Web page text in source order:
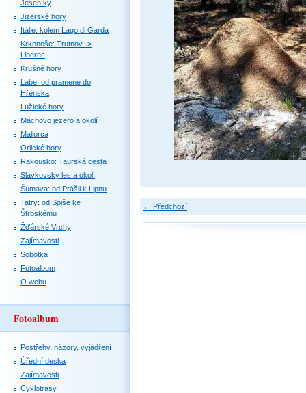
← Předchozí
Jeseníky
Jizerské hory
Itálie: kolem Lago di Garda
Krkonoše: Trutnov ->
Liberec
Krušné hory
Labe: od pramene do
Hřenska
Lužické hory
Máchovo jezero a okolí
Mallorca
Orlické hory
Rakousko: Taurská cesta
Slavkovský les a okolí
Šumava: od Prášil k Lipnu
Tatry: od Spiše ke
Štrbskému
Žďárské Vrchy
Zajímavosti
Sobotka
Fotoalbum
O webu
Fotoalbum
Postřehy, názory, vyjádření
Úřední deska
Zajímavosti
Cyklotrasy